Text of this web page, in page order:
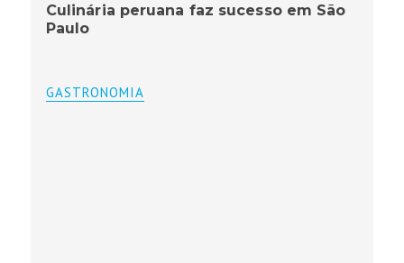
Culinária peruana faz sucesso em São
Paulo
GASTRONOMIA